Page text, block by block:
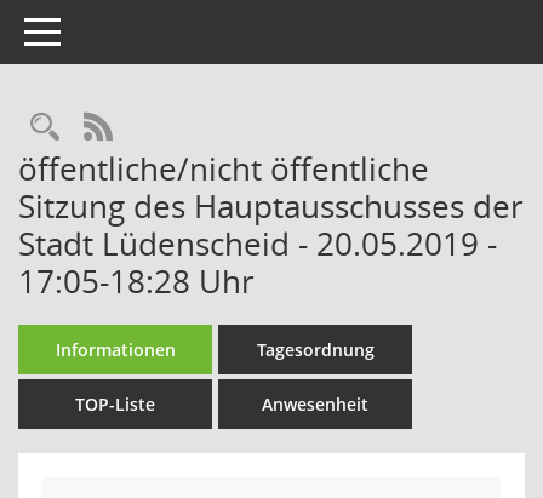
Toggle navigation
Rechercheauswahl
RSS-Feed
öffentliche/nicht öffentliche
Sitzung des Hauptausschusses der
Stadt Lüdenscheid - 20.05.2019 -
17:05-18:28 Uhr
Informationen Tagesordnung
TOP-Liste Anwesenheit